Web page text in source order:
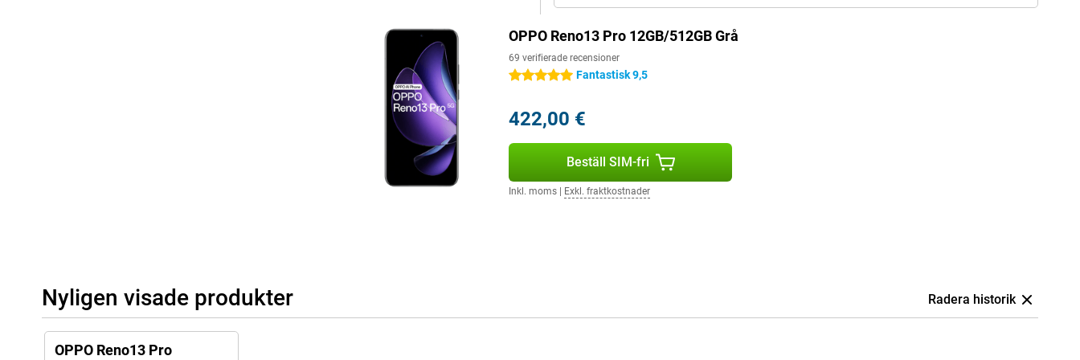
OPPO Reno13 Pro 12GB har en IP69-certifiering, så den här enheten kan tappas i poolen, pölen
eller havet utan att gå sönder direkt! Med OPPO Reno13 Pro 12GB får du en fingeravtryckssensor.
OPPO Reno13 Pro 12GB/512GB Grå
69 verifierade recensioner
5 stjärnorFantastisk 9,5
422,00 €
Beställ SIM-fri
Inkl. moms Exkl. fraktkostnader
Nyligen visade produkter Radera historik
OPPO Reno13 Pro